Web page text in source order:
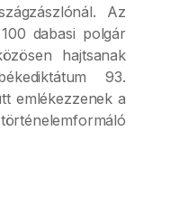
Az
dabasi polgár
hajtsanak
93.
emlékezzenek a